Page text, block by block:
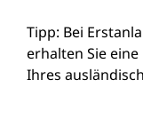
Tipp: Bei
erhalten Sie
Ihres